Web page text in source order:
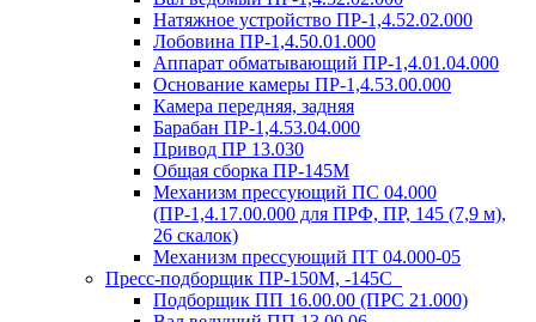
Натяжное устройство ПР-1,4.52.02.000
Лобовина ПР-1,4.50.01.000
Аппарат обматывающий ПР-1,4.01.04.000
Основание камеры ПР-1,4.53.00.000
Камера передняя, задняя
Барабан ПР-1,4.53.04.000
Привод ПР 13.030
Общая сборка ПР-145М
Механизм прессующий ПС 04.000
(ПР-1,4.17.00.000 для ПРФ, ПР, 145 (7,9 м),
26 скалок)
Механизм прессующий ПТ 04.000-05
Пресс-подборщик ПР-150М, -145С
Подборщик ПП 16.00.00 (ПРС 21.000)